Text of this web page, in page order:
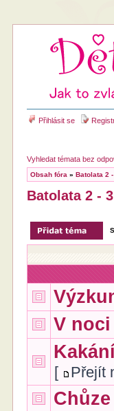
Přihlásit se
Vyhledat témata bez
Obsah fóra »Batolata 2
Batolata 2 -
V
[ Přejít
Chůze